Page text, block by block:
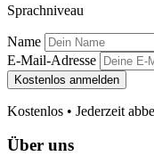
Sprachniveau
Name
E-Mail-Adresse
Kostenlos anmelden
Kostenlos • Jederzeit
Über uns